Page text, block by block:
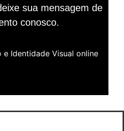
sua mensagem de
conosco.